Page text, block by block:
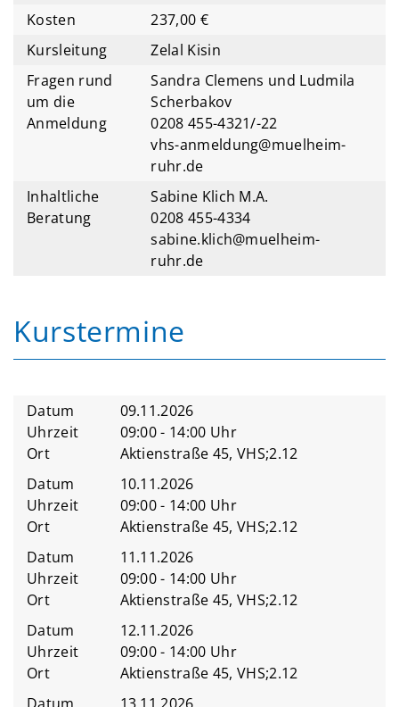
Kosten
237,00 €
Kursleitung
Zelal Kisin
Fragen rund
um die
Anmeldung
Sandra Clemens und Ludmila
Scherbakov
0208 455-4321/-22
vhs-anmeldung@muelheim-
ruhr.de
Inhaltliche
Beratung
Sabine Klich M.A.
0208 455-4334
sabine.klich@muelheim-
ruhr.de
Kurstermine
Datum
09.11.2026
Uhrzeit
09:00 - 14:00 Uhr
Ort
Aktienstraße 45, VHS;2.12
Datum
10.11.2026
Uhrzeit
09:00 - 14:00 Uhr
Ort
Aktienstraße 45, VHS;2.12
Datum
11.11.2026
Uhrzeit
09:00 - 14:00 Uhr
Ort
Aktienstraße 45, VHS;2.12
Datum
12.11.2026
Uhrzeit
09:00 - 14:00 Uhr
Ort
Aktienstraße 45, VHS;2.12